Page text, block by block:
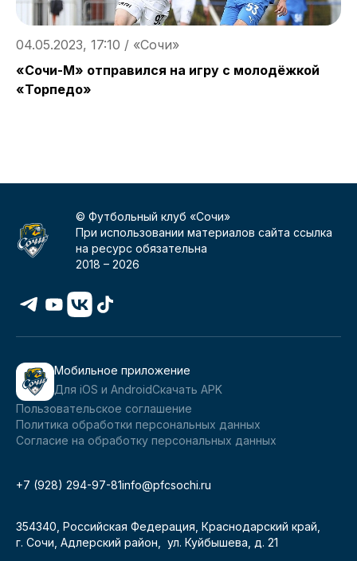
04.05.2023, 17:10 / «Сочи»
«Сочи-М» отправился на игру с молодёжкой
«Торпедо»
© Футбольный клуб «Сочи»
При использовании материалов сайта ссылка
на ресурс обязательна
2018 –2026
Мобильное приложение
Для iOS и AndroidСкачать APK
Пользовательское соглашение
Политика обработки персональных данных
Согласие на обработку персональных данных
+7 (928) 294-97-81info@pfcsochi.ru
354340, Российская Федерация, Краснодарский край,
г. Сочи, Адлерский район, ул. Куйбышева, д. 21